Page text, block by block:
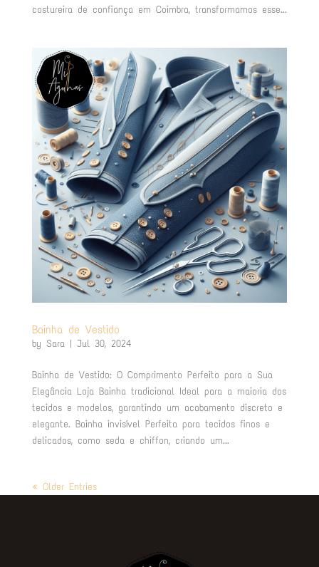
costureira de confiança em Coimbra, transformamos esse...
Bainha de Vestido
by Sara| Jul 30, 2024
Bainha de Vestido: O Comprimento Perfeito para a Sua
Elegância Loja Bainha tradicional Ideal para a maioria dos
tecidos e modelos, garantindo um acabamento discreto e
elegante. Bainha invisível Perfeita para tecidos finos e
delicados, como seda e chiffon, criando um...
« Older Entries